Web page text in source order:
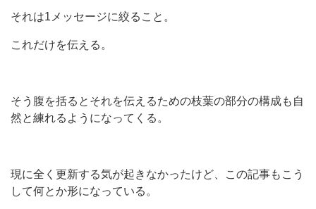
それは1メッセージに絞ること。
これだけを伝える。
そう腹を括るとそれを伝えるための枝葉の部分の構成も自
然と練れるようになってくる。
現に全く更新する気が起きなかったけど、この記事もこう
して何とか形になっている。